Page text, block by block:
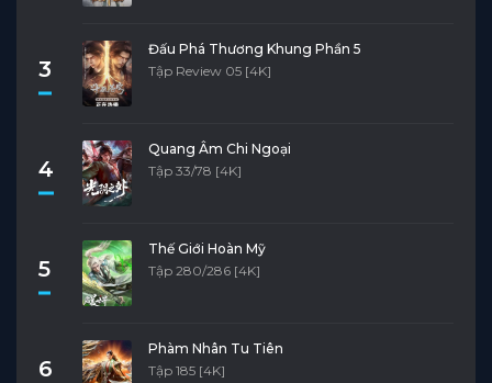
3
Đấu Phá Thương Khung Phần 5
Tập Review 05 [4K]
4
Quang Âm Chi Ngoại
Tập 33/78 [4K]
5
Thế Giới Hoàn Mỹ
Tập 280/286 [4K]
6
Phàm Nhân Tu Tiên
Tập 185 [4K]